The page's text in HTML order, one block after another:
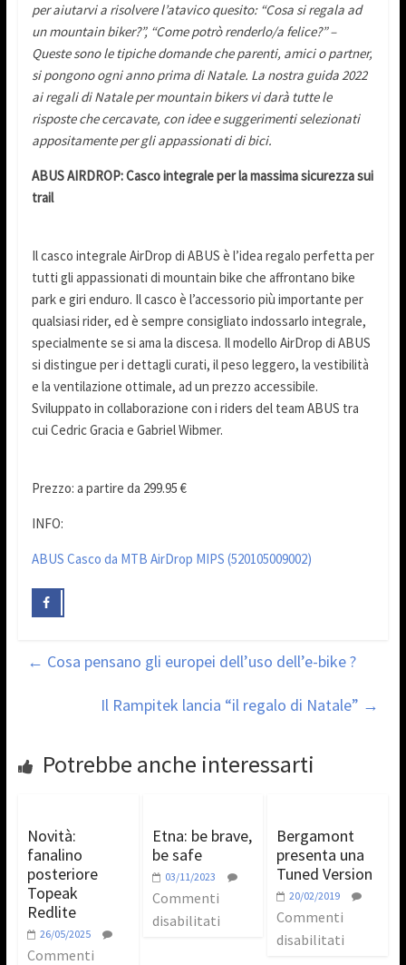
per aiutarvi a risolvere l’atavico quesito: “Cosa si regala ad
un mountain biker?”, “Come potrò renderlo/a felice?” –
Queste sono le tipiche domande che parenti, amici o partner,
si pongono ogni anno prima di Natale. La nostra guida 2022
ai regali di Natale per mountain bikers vi darà tutte le
risposte che cercavate, con idee e suggerimenti selezionati
appositamente per gli appassionati di bici.
ABUS AIRDROP:Casco integrale per la massima sicurezza sui
trail
Il casco integrale AirDrop di ABUS è l’idea regalo perfetta per
tutti gli appassionati di mountain bike che affrontano bike
park e giri enduro. Il casco è l’accessorio più importante per
qualsiasi rider, ed è sempre consigliato indossarlo integrale,
specialmente se si ama la discesa. Il modello AirDrop di ABUS
si distingue per i dettagli curati, il peso leggero, la vestibilità
e la ventilazione ottimale, ad un prezzo accessibile.
Sviluppato in collaborazione con i riders del team ABUS tra
cui Cedric Gracia e Gabriel Wibmer.
Prezzo: a partire da 299.95 €
INFO:
ABUS Casco da MTB AirDrop MIPS (520105009002)
← Cosa pensano gli europei dell’uso dell’e-bike ?
Il Rampitek lancia “il regalo di Natale” →
Potrebbe anche interessarti
Novità:
fanalino
posteriore
Topeak
Redlite
26/05/2025
Commenti
Etna: be brave,
be safe
03/11/2023
Commenti
disabilitati
Bergamont
presenta una
Tuned Version
20/02/2019
Commenti
disabilitati